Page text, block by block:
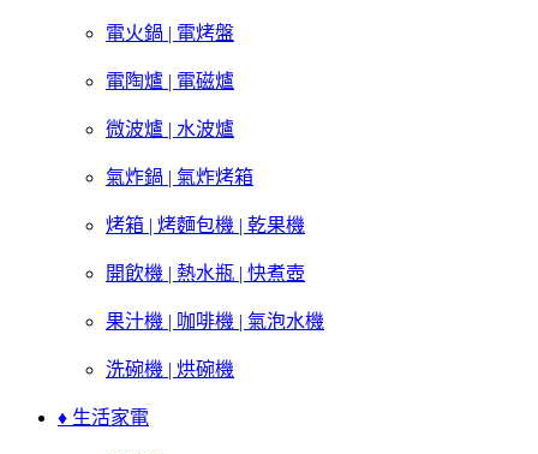
電火鍋 | 電烤盤
電陶爐 | 電磁爐
微波爐 | 水波爐
氣炸鍋 | 氣炸烤箱
烤箱 | 烤麵包機 | 乾果機
開飲機 | 熱水瓶 | 快煮壺
果汁機 | 咖啡機 | 氣泡水機
洗碗機 | 烘碗機
♦ 生活家電